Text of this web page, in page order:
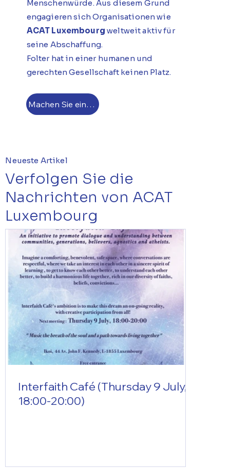
Menschenwürde. Aus diesem Grund
engagieren sich Organisationen wie
ACAT Luxembourg weltweit aktiv für
seine Abschaffung.
Folter hat in einer humanen und
gerechten Gesellschaft keinen Platz.
Machen Sie eine Spende
Interfaith Café (Thursday 9 July,
18:00-20:00)
Neueste Artikel
Verfolgen Sie die
Nachrichten von ACAT
Luxembourg